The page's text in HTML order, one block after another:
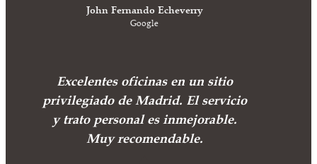
John Fernando Echeverry
Google
Excelentes oficinas en un sitio
privilegiado de Madrid. El servicio
y trato personal es inmejorable.
Muy recomendable.